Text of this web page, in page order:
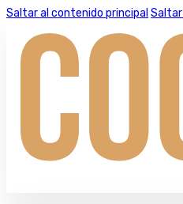
Saltar al contenido principal Saltar